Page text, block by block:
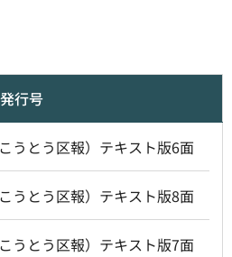
行号
うとう区報）テキスト版6面
うとう区報）テキスト版8面
うとう区報）テキスト版7面